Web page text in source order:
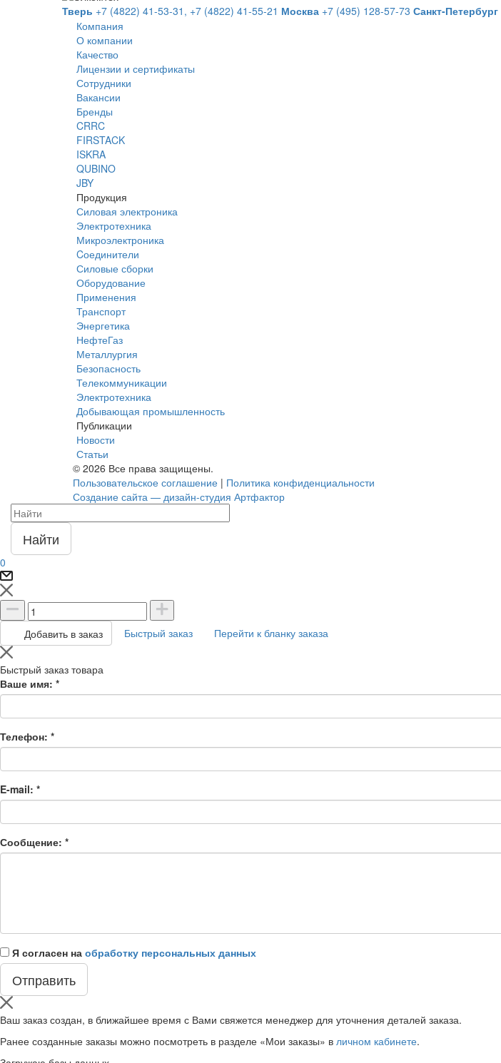
Тверь +7 (4822) 41-53-31, +7 (4822) 41-55-21 Москва +7 (495) 128-57-73 Санкт-Петербург
Компания
О компании
Качество
Лицензии и сертификаты
Сотрудники
Вакансии
Бренды
CRRC
FIRSTACK
ISKRA
QUBINO
JBY
Продукция
Силовая электроника
Электротехника
Микроэлектроника
Cоединители
Силовые сборки
Оборудование
Применения
Транспорт
Энергетика
НефтеГаз
Металлургия
Безопасность
Телекоммуникации
Электротехника
Добывающая промышленность
Публикации
Новости
Статьи
© 2026 Все права защищены.
Пользовательское соглашение | Политика конфиденциальности
Создание сайта — дизайн-студия Артфактор
Найти
0
Добавить в заказ Быстрый заказ Перейти к бланку заказа
Быстрый заказ товара
Ваше имя: *
Телефон: *
E-mail: *
Сообщение: *
Я согласен на обработку персональных данных
Ваш заказ создан, в ближайшее время с Вами свяжется менеджер для уточнения деталей заказа.
Ранее созданные заказы можно посмотреть в разделе «Мои заказы» в личном кабинете.